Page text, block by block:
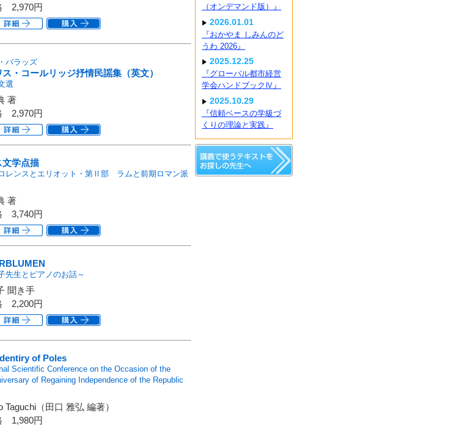
2,970円
バラッズ
ス・コールリッジ抒情民謡集（英文）
選
著
2,970円
文学点描
ンスとエリオット・第Ⅱ部 ラムと前期ロマン派
著
3,740円
先生とピアノのお話～
聞き手
2,200円
of Poles
Scientific Conference on the Occasion of the
of Regaining Independence of the Republic
Taguchi（田口 雅弘 編著）
1,980円
（オンデマンド版）』
2026.01.01
『おかやま しみんのど
うわ 2026』
2025.12.25
『グローバル都市経営
学会ハンドブックⅣ』
2025.10.29
『信頼ベースの学級づ
くりの理論と実践』